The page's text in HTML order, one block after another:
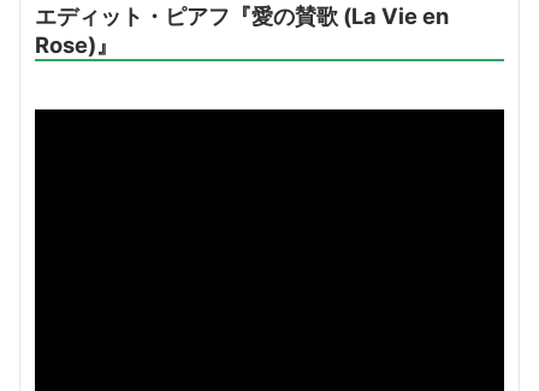
エディット・ピアフ『愛の賛歌 (La Vie en
Rose)』